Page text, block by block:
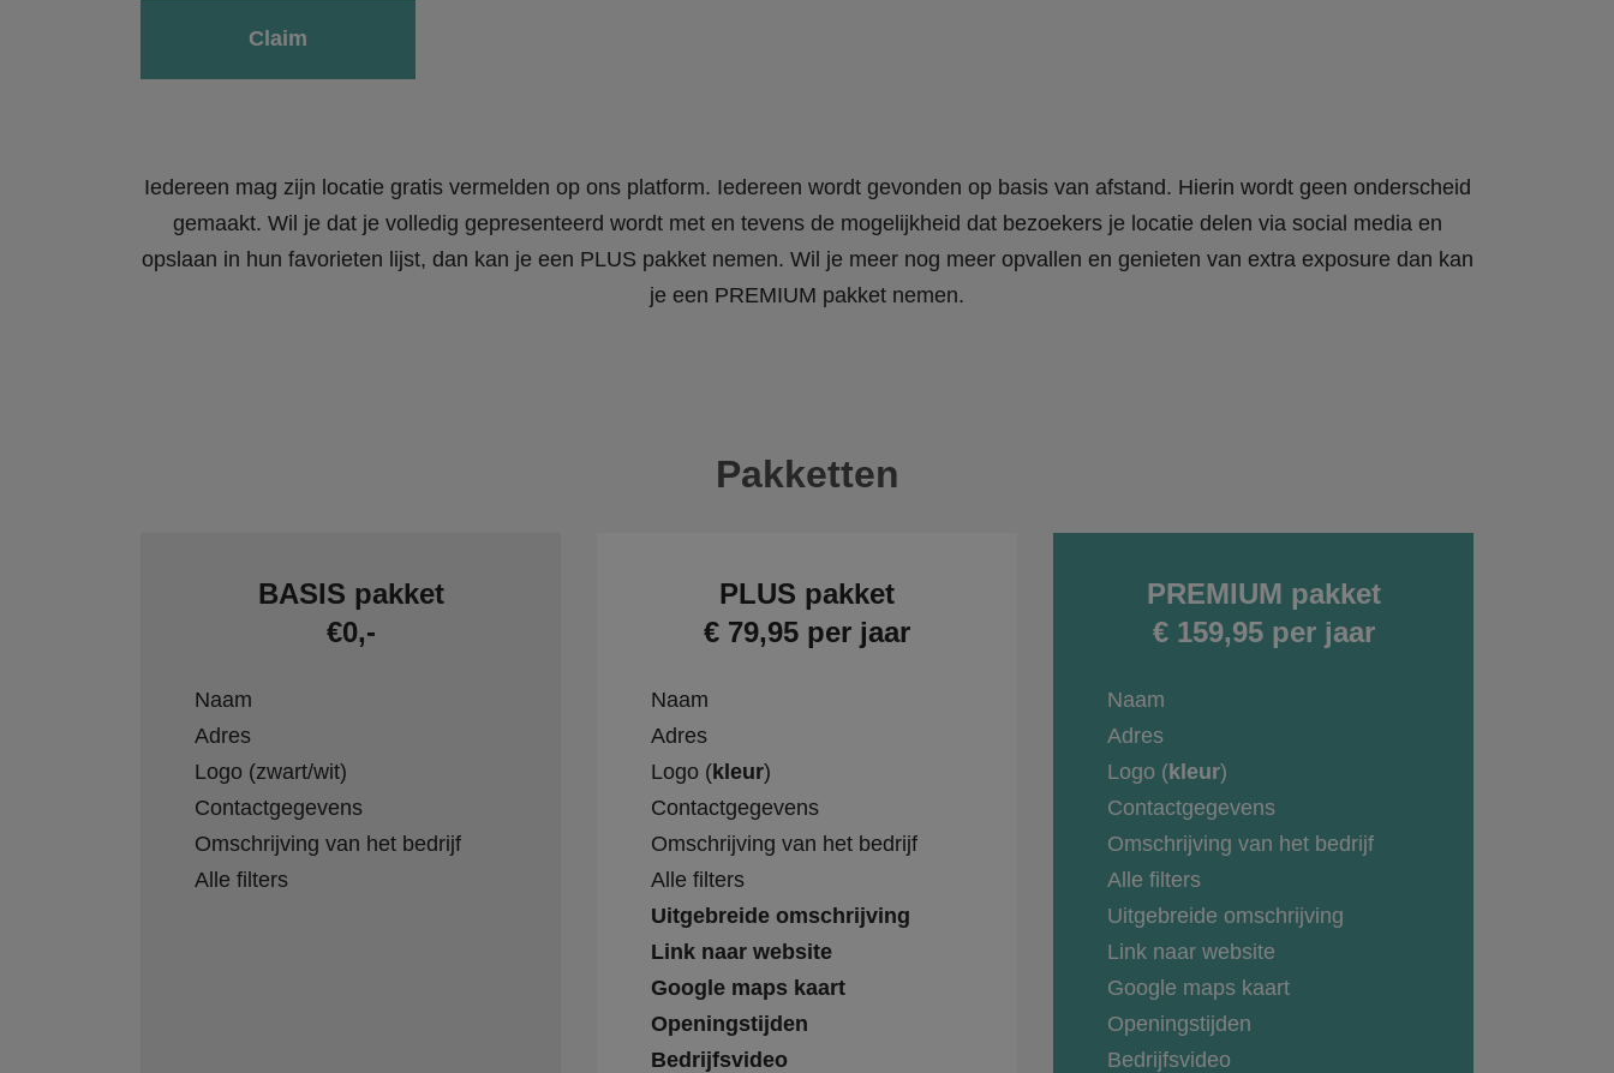
Iedereen mag zijn locatie gratis vermelden op ons platform. Iedereen wordt gevonden op basis van afstand. Hierin wordt geen onderscheid
gemaakt. Wil je dat je volledig gepresenteerd wordt met en tevens de mogelijkheid dat bezoekers je locatie delen via social media en
opslaan in hun favorieten lijst, dan kan je een PLUS pakket nemen. Wil je meer nog meer opvallen en genieten van extra exposure dan kan
je een PREMIUM pakket nemen.
Pakketten
BASIS pakket
€0,-
Naam
Adres
Logo (zwart/wit)
Contactgegevens
Omschrijving van het bedrijf
Alle filters
PLUS pakket
€ 79,95 per jaar
Naam
Adres
Logo (kleur)
Contactgegevens
Omschrijving van het bedrijf
Alle filters
Uitgebreide omschrijving
Link naar website
Google maps kaart
Openingstijden
Bedrijfsvideo
PREMIUM pakket
€ 159,95 per jaar
Naam
Adres
Logo ( kleur)
Contactgegevens
Omschrijving van het bedrijf
Alle filters
Uitgebreide omschrijving
Link naar website
Google maps kaart
Openingstijden
Bedrijfsvideo